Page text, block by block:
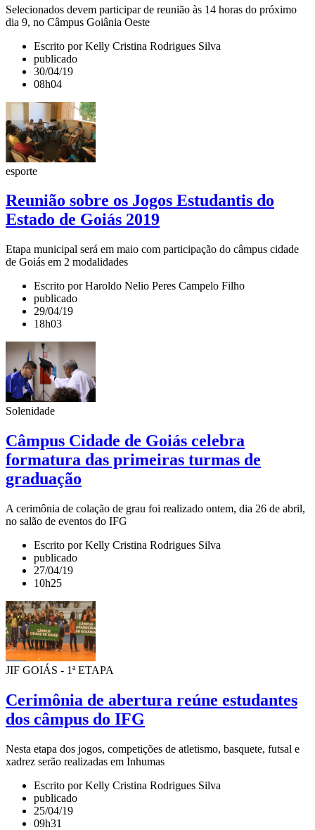
Selecionados devem participar de reunião às 14 horas do próximo
dia 9, no Câmpus Goiânia Oeste
Escrito por Kelly Cristina Rodrigues Silva
publicado
30/04/19
08h04
esporte
Reunião sobre os Jogos Estudantis do
Estado de Goiás 2019
Etapa municipal será em maio com participação do câmpus cidade
de Goiás em 2 modalidades
Escrito por Haroldo Nelio Peres Campelo Filho
publicado
29/04/19
18h03
Solenidade
Câmpus Cidade de Goiás celebra
formatura das primeiras turmas de
graduação
A cerimônia de colação de grau foi realizado ontem, dia 26 de abril,
no salão de eventos do IFG
Escrito por Kelly Cristina Rodrigues Silva
publicado
27/04/19
10h25
JIF GOIÁS - 1ª ETAPA
Cerimônia de abertura reúne estudantes
dos câmpus do IFG
Nesta etapa dos jogos, competições de atletismo, basquete, futsal e
xadrez serão realizadas em Inhumas
Escrito por Kelly Cristina Rodrigues Silva
publicado
25/04/19
09h31